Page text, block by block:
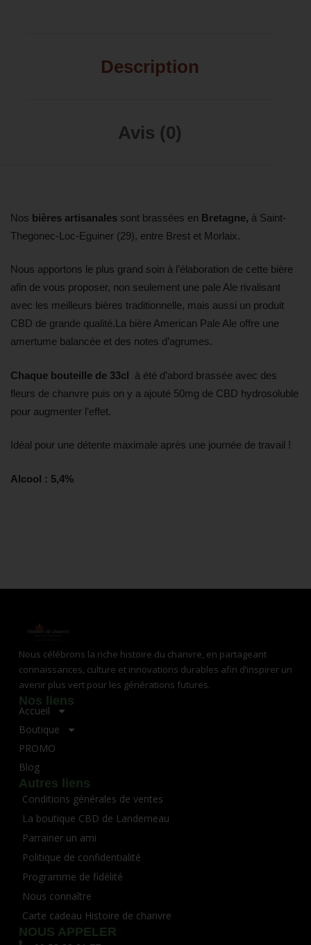
Description
Avis (0)
Nos bières artisanales sont brassées en Bretagne, à Saint-
Thegonec-Loc-Eguiner (29), entre Brest et Morlaix.
Nous apportons le plus grand soin à l’élaboration de cette bière
afin de vous proposer, non seulement une pale Ale rivalisant
avec les meilleurs bières traditionnelle, mais aussi un produit
CBD de grande qualité.La bière American Pale Ale offre une
amertume balancée et des notes d’agrumes.
Chaque bouteille de 33cl à été d’abord brassée avec des
fleurs de chanvre puis on y a ajouté 50mg de CBD hydrosoluble
pour augmenter l’effet.
Idéal pour une détente maximale après une journée de travail !
Alcool : 5,4%
Nous célébrons la riche histoire du chanvre, en partageant
connaissances, culture et innovations durables afin d’inspirer un
avenir plus vert pour les générations futures.
Nos liens
Accueil
Boutique
PROMO
Blog
Autres liens
Conditions générales de ventes
La boutique CBD de Landerneau
Parrainer un ami
Politique de confidentialité
Programme de fidélité
Nous connaître
Carte cadeau Histoire de chanvre
NOUS APPELER